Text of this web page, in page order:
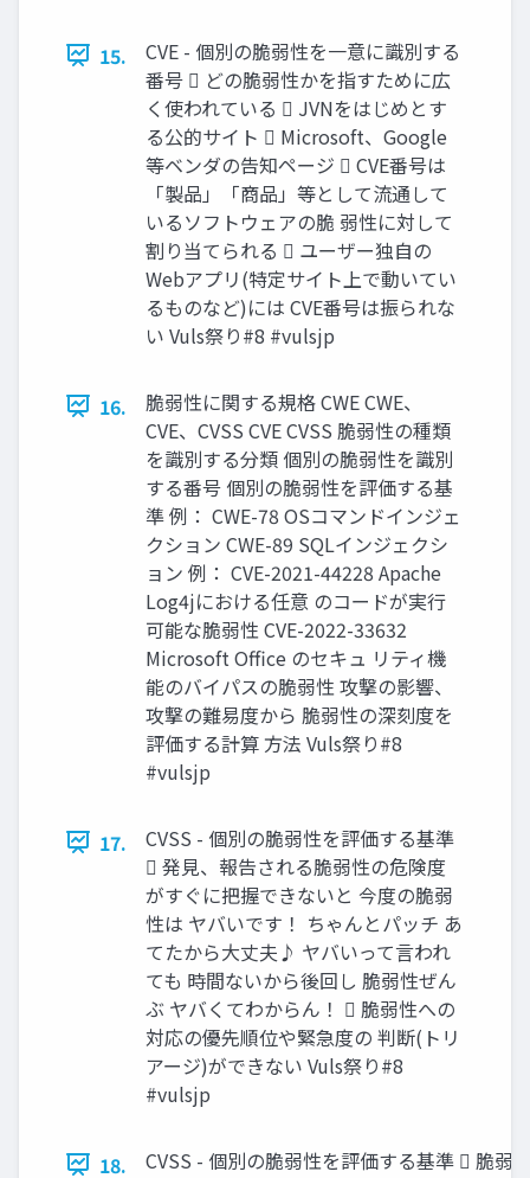
15.
CVE - 個別の脆弱性を一意に識別する
番号  どの脆弱性かを指すために広
く使われている  JVNをはじめとす
る公的サイト  Microsoft、Google
等ベンダの告知ページ  CVE番号は
「製品」「商品」等として流通して
いるソフトウェアの脆 弱性に対して
割り当てられる  ユーザー独自の
Webアプリ(特定サイト上で動いてい
るものなど)には CVE番号は振られな
い Vuls祭り#8 #vulsjp
16.
脆弱性に関する規格 CWE CWE、
CVE、CVSS CVE CVSS 脆弱性の種類
を識別する分類 個別の脆弱性を識別
する番号 個別の脆弱性を評価する基
準 例： CWE-78 OSコマンドインジェ
クション CWE-89 SQLインジェクシ
ョン 例： CVE-2021-44228 Apache
Log4jにおける任意 のコードが実行
可能な脆弱性 CVE-2022-33632
Microsoft Office のセキュ リティ機
能のバイパスの脆弱性 攻撃の影響、
攻撃の難易度から 脆弱性の深刻度を
評価する計算 方法 Vuls祭り#8
#vulsjp
17.
CVSS - 個別の脆弱性を評価する基準
 発見、報告される脆弱性の危険度
がすぐに把握できないと 今度の脆弱
性は ヤバいです！ ちゃんとパッチ あ
てたから大丈夫♪ ヤバいって言われ
ても 時間ないから後回し 脆弱性ぜん
ぶ ヤバくてわからん！  脆弱性への
対応の優先順位や緊急度の 判断(トリ
アージ)ができない Vuls祭り#8
#vulsjp
18.
CVSS - 個別の脆弱性を評価する基準  脆弱